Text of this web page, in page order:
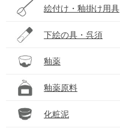
絵付け・釉掛け用具
下絵の具・呉須
釉薬
釉薬原料
化粧泥